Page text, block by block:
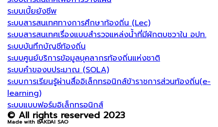
ระบบเบี้ยยังชีพ
ระบบสารสนเทศทางการศึกษาท้องถิ่น (Lec)
ระบบสารสนเทศเรื่องแบบสำรวจแหล่งน้ำที่มีผักตบชวาใน อปท.
ระบบบันทึกบัญชีท้องถิ่น
ระบบศูนย์บริการข้อมูลบุคลากรท้องถิ่นแห่งชาติ
ระบบคำของบประมาณ (SOLA)
ระบบการเรียนรู้ผ่านสื่ออิเล็กทรอนิกส์ข้าราชการส่วนท้องถิ่น(e-
learning)
ระบบแบบฟอร์มอิเล็กทรอนิกส์
© All rights reserved 2023
Made with BAKDAI SAO